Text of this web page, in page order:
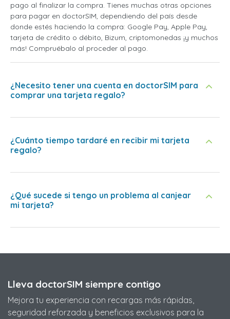
pago al finalizar la compra. Tienes muchas otras opciones
para pagar en doctorSIM, dependiendo del país desde
donde estés haciendo la compra: Google Pay, Apple Pay,
tarjeta de crédito o débito, Bizum, criptomonedas ¡y muchos
más! Compruébalo al proceder al pago.
¿Necesito tener una cuenta en doctorSIM para
comprar una tarjeta regalo?
¿Cuánto tiempo tardaré en recibir mi tarjeta
regalo?
¿Qué sucede si tengo un problema al canjear
mi tarjeta?
Lleva doctorSIM siempre contigo
Mejora tu experiencia con recargas más rápidas,
seguridad reforzada y beneficios exclusivos para la